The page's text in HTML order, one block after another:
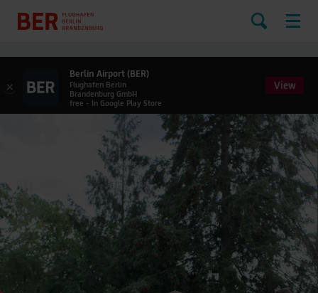
×
Berlin Airport (BER)
Flughafen Berlin
Brandenburg GmbH
free - In Google Play Store
View